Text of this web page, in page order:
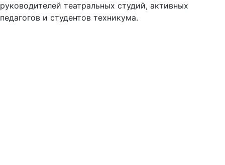
руководителей театральных студий, активных
педагогов и студентов техникума.